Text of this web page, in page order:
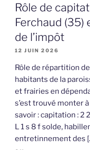
Rôle de
Ferchaud (35)
de l’impôt
12 JUIN 2026
Rôle de répartition
habitants de la
et frairies en
s’est trouvé monter
savoir : capitation : 2
L 1 s 8 f solde,
entretinnement des